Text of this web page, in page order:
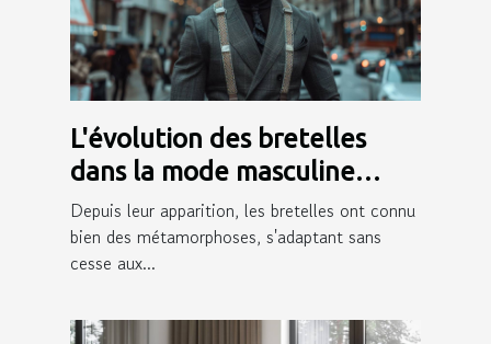
L'évolution des bretelles
dans la mode masculine
moderne
Depuis leur apparition, les bretelles ont connu
bien des métamorphoses, s'adaptant sans
cesse aux...